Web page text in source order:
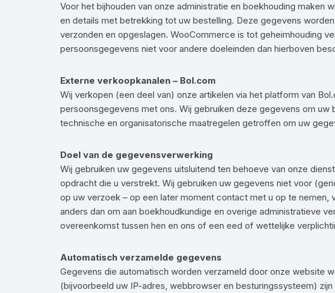
Voor het bijhouden van onze administratie en boekhouding maken
en details met betrekking tot uw bestelling. Deze gegevens
verzonden en opgeslagen. WooCommerce is tot geheimhouding
persoonsgegevens niet voor andere doeleinden dan hierboven
Externe verkoopkanalen – Bol.com
Wij verkopen (een deel van) onze artikelen via het platform van
persoonsgegevens met ons. Wij gebruiken deze gegevens om
technische en organisatorische maatregelen getroffen om uw
Doel van de gegevensverwerking
Wij gebruiken uw gegevens uitsluitend ten behoeve van onze
opdracht die u verstrekt. Wij gebruiken uw gegevens niet voor
op uw verzoek – op een later moment contact met u op te
anders dan om aan boekhoudkundige en overige administratieve
overeenkomst tussen hen en ons of een eed of wettelijke
Automatisch verzamelde gegevens
Gegevens die automatisch worden verzameld door onze website
(bijvoorbeeld uw IP-adres, webbrowser en besturingssysteem)